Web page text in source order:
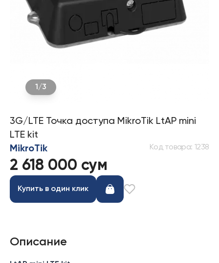
1 /3
3G/LTE Точка доступа MikroTik LtAP mini
LTE kit
MikroTik
Код товара: 1238
2 618 000 сум
Купить в один клик
Описание